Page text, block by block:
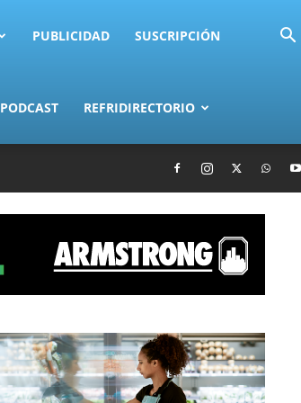
PUBLICIDAD SUSCRIPCIÓN
PODCAST REFRIDIRECTORIO